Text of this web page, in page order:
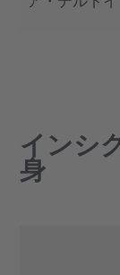
インシ
身